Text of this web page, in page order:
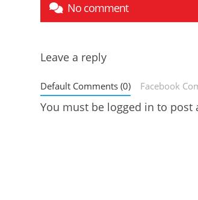
No comment
Leave a reply
Default Comments (0) Facebook
You must be logged in to post